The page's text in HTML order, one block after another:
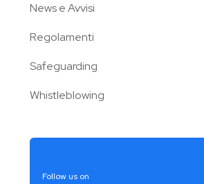
News e Avvisi
Regolamenti
Safeguarding
Whistleblowing
Follow us on